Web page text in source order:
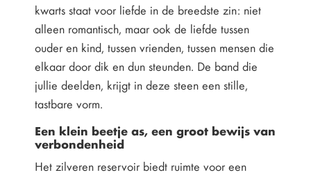
kwarts staat voor liefde in de breedste zin: niet
alleen romantisch, maar ook de liefde tussen
ouder en kind, tussen vrienden, tussen mensen die
elkaar door dik en dun steunden. De band die
jullie deelden, krijgt in deze steen een stille,
tastbare vorm.
Een klein beetje as, een groot bewijs van
verbondenheid
Het zilveren reservoir biedt ruimte voor een